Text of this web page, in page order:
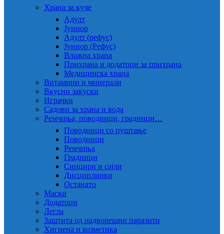
Храна за куче
Адулт
Јуниор
Адулт (рефус)
Јуниор (Рефус)
Влажна храна
Прихрана и додатоци за прихрана
Медицинска храна
Витамини и минерали
Вкусни закуски
Играчки
Садови за храна и вода
Ремчиња, поводници, градници…
Поводници со пуштање
Поводници
Ремчиња
Градници
Синџири и сајли
Дисциплинки
Останато
Маски
Додатоци
Легла
Заштита од надворешни паразити
Хигиена и козметика